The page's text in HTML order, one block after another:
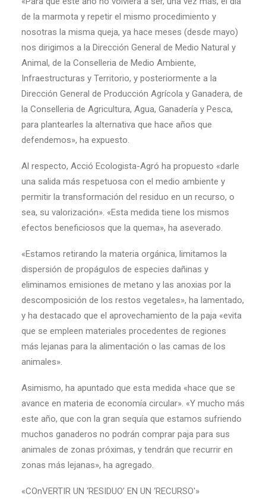
de la marmota y repetir el mismo procedimiento y
nosotras la misma queja, ya hace meses (desde mayo)
nos dirigimos a la Dirección General de Medio Natural y
Animal, de la Conselleria de Medio Ambiente,
Infraestructuras y Territorio, y posteriormente a la
Dirección General de Producción Agrícola y Ganadera, de
la Conselleria de Agricultura, Agua, Ganadería y Pesca,
para plantearles la alternativa que hace años que
defendemos», ha expuesto.
Al respecto, Acció Ecologista-Agró ha propuesto «darle
una salida más respetuosa con el medio ambiente y
permitir la transformación del residuo en un recurso, o
sea, su valorización». «Esta medida tiene los mismos
efectos beneficiosos que la quema», ha aseverado.
«Estamos retirando la materia orgánica, limitamos la
dispersión de propágulos de especies dañinas y
eliminamos emisiones de metano y las anoxias por la
descomposición de los restos vegetales», ha lamentado,
y ha destacado que el aprovechamiento de la paja «evita
que se empleen materiales procedentes de regiones
más lejanas para la alimentación o las camas de los
animales».
Asimismo, ha apuntado que esta medida «hace que se
avance en materia de economía circular». «Y mucho más
este año, que con la gran sequía que estamos sufriendo
muchos ganaderos no podrán comprar paja para sus
animales de zonas próximas, y tendrán que recurrir en
zonas más lejanas», ha agregado.
«COnVERTIR UN ‘RESIDUO’ EN UN ‘RECURSO'»